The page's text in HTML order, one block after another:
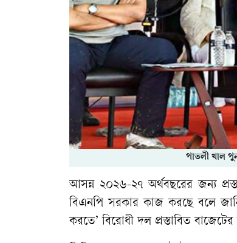
পাতলী খাল
আসন্ন ২০২৬-২৭ অর্থবছরের জন্য
বিএনপি সরকার কাজ করছে বলে
করতে’ বিরোধী দল প্রস্তাবিত